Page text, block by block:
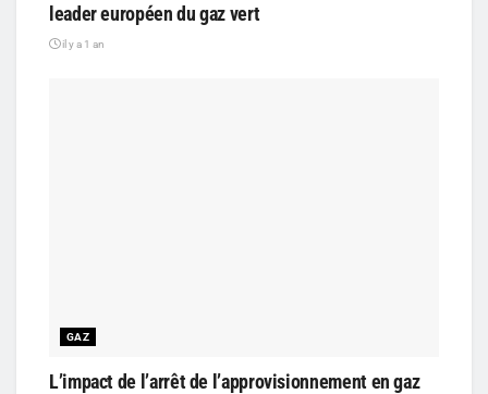
leader européen du gaz vert
il y a 1 an
GAZ
L’impact de l’arrêt de l’approvisionnement en gaz